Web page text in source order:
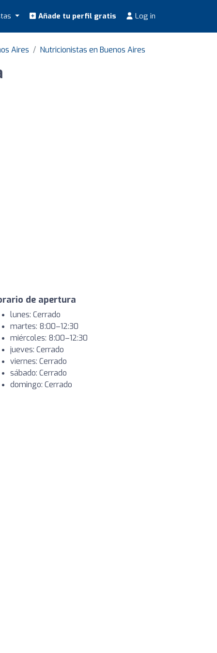
Añade tu perfil gratis Log in
Aires Nutricionistas en Buenos Aires
de apertura
lunes: Cerrado
martes: 8:00–12:30
miércoles: 8:00–12:30
jueves: Cerrado
viernes: Cerrado
sábado: Cerrado
domingo: Cerrado